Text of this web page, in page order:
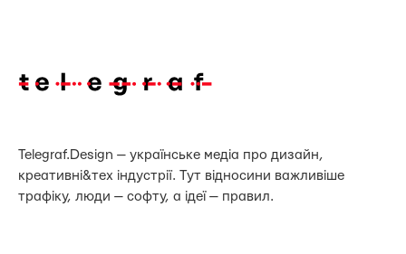
Telegraf.Design — українське медіа про дизайн,
креативні&тех індустрії. Тут відносини важливіше
трафіку, люди — софту, а ідеї — правил.